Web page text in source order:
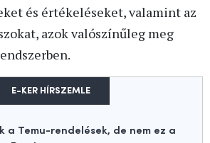
és értékeléseket, valamint az
azok valószínűleg meg
E-KER HÍRSZEMLE
Temu-rendelések, de nem ez a